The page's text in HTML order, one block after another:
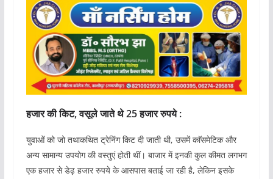
हजार की किट, वसूले जाते थे 25 हजार रुपये :
युवाओं को जो तथाकथित ट्रेनिंग किट दी जाती थी, उसमें काॅसमेटिक और
अन्य सामान्य उपयोग की वस्तुएं होती थीं। बाजार में इनकी कुल कीमत लगभग
एक हजार से डेढ़ हजार रुपये के आसपास बताई जा रही है, लेकिन इसके